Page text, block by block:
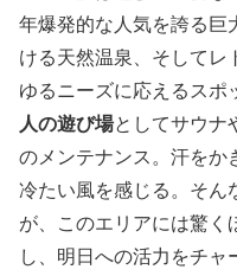
年爆発的な人気を誇る巨
ける天然温泉、そしてレ
ゆるニーズに応えるスポ
人の遊び場としてサウナ
のメンテナンス。汗をか
冷たい風を感じる。そん
が、このエリアには驚く
し、明日への活力をチ